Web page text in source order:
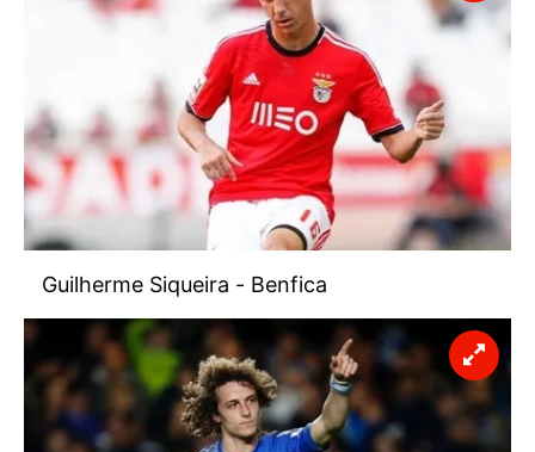
sınırlı olarak açık rızanız dahilinde kullanılacaktır.
Çerezlere ilişkin tercihlerinizi aşağıda yer alan panel
vasıtasıyla belirleyebilirsiniz. Çerezlere ilişkin detaylı bilgi
için Ayarlar butonuna tıklayabilir,Çerez Bilgilendirme
Metnimiziziyaret edebilirsiniz.
6698 sayılı Kişisel Verilerin Korunması Kanunu uyarınca
hazırlanmış Aydınlatma Metnimizi okumak ve sitemizde
ilgili mevzuata uygun olarak kullanılan çerezlerle ilgili bilgi
Guilherme Siqueira - Benfica